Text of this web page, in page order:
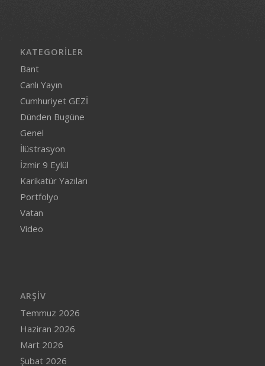
KATEGORILER
Bant
Canlı Yayın
Cumhuriyet GEZİ
Dünden Bugüne
Genel
İlüstrasyon
İzmir 9 Eylül
Karikatür Yazıları
Portfolyo
Vatan
Video
ARŞIV
Temmuz 2026
Haziran 2026
Mart 2026
Şubat 2026